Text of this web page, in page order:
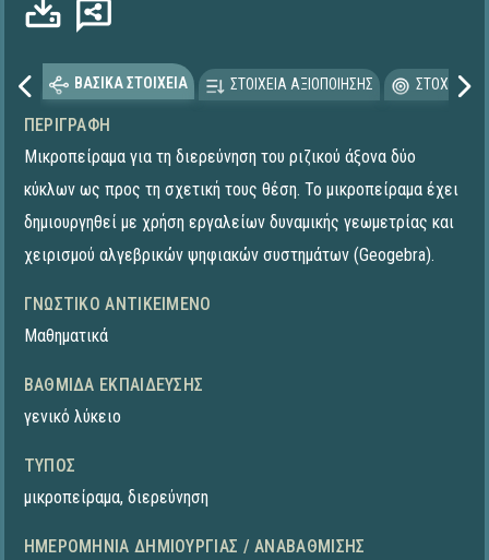
ΒΑΣΙΚΑ ΣΤΟΙΧΕΙΑ ΣΤΟΙΧΕΙΑ ΑΞΙΟΠΟΙΗΣΗΣ
ΠΕΡΙΓΡΑΦΉ
Μικροπείραμα για τη διερεύνηση του ριζικού άξονα δύο
κύκλων ως προς τη σχετική τους θέση. Το μικροπείραμα έχει
δημιουργηθεί με χρήση εργαλείων δυναμικής γεωμετρίας και
χειρισμού αλγεβρικών ψηφιακών συστημάτων (Geogebra).
ΓΝΩΣΤΙΚΌ ΑΝΤΙΚΕΊΜΕΝΟ
Μαθηματικά
ΒΑΘΜΊΔΑ ΕΚΠΑΊΔΕΥΣΗΣ
γενικό λύκειο
ΤΎΠΟΣ
μικροπείραμα, διερεύνηση
ΗΜΕΡΟΜΗΝΊΑ ΔΗΜΙΟΥΡΓΊΑΣ / ΑΝΑΒΆΘΜΙΣΗΣ